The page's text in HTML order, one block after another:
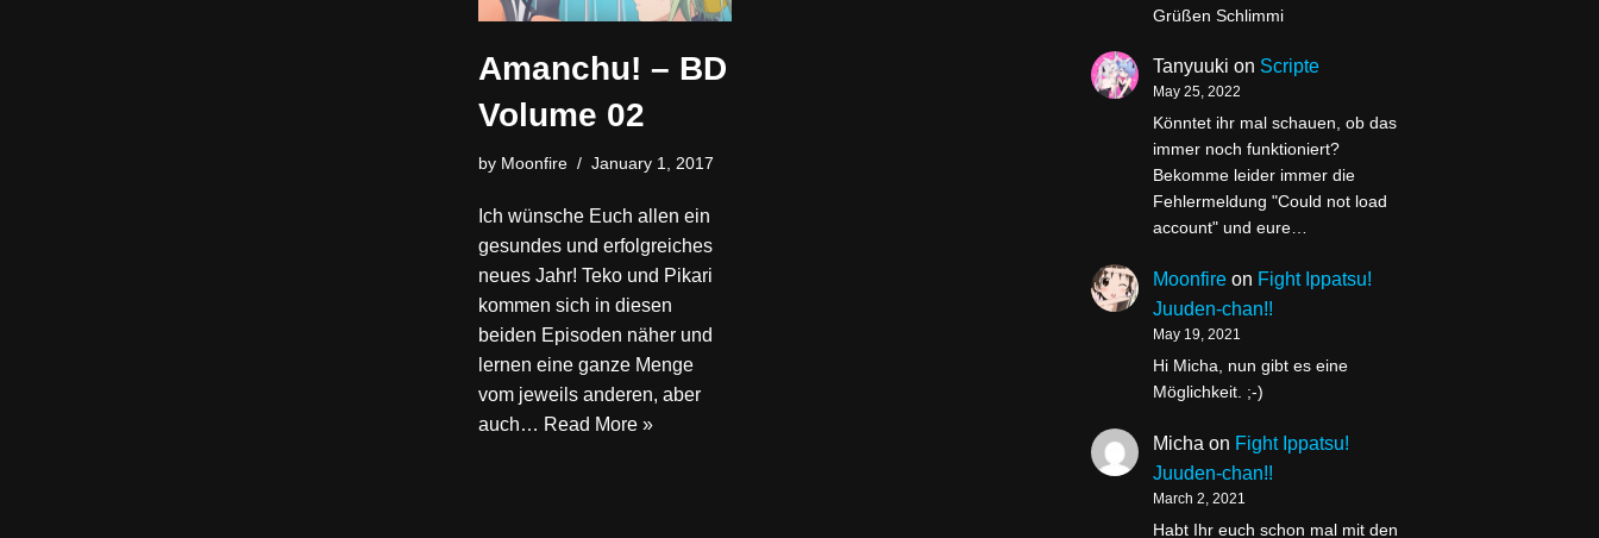
Amanchu! – BD
Volume 02
by Moonfire January 1, 2017
Ich wünsche Euch allen ein
gesundes und erfolgreiches
neues Jahr! Teko und Pikari
kommen sich in diesen
beiden Episoden näher und
lernen eine ganze Menge
vom jeweils anderen, aber
auch… Read More »
Grüßen Schlimmi
Tanyuuki on Scripte
May 25, 2022
Könntet ihr mal schauen, ob das
immer noch funktioniert?
Bekomme leider immer die
Fehlermeldung "Could not load
account" und eure…
Moonfire on Fight Ippatsu!
Juuden-chan!!
May 19, 2021
Hi Micha, nun gibt es eine
Möglichkeit. ;-)
Micha on Fight Ippatsu!
Juuden-chan!!
March 2, 2021
Habt Ihr euch schon mal mit den